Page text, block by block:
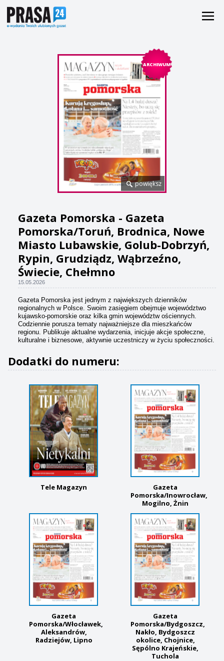
ARCHIWUM
powiększ
Gazeta Pomorska - Gazeta
Pomorska/Toruń, Brodnica, Nowe
Miasto Lubawskie, Golub-Dobrzyń,
Rypin, Grudziądz, Wąbrzeźno,
Świecie, Chełmno
15.05.2026
Gazeta Pomorska jest jednym z największych dzienników
regionalnych w Polsce. Swoim zasięgiem obejmuje województwo
kujawsko-pomorskie oraz kilka gmin województw ościennych.
Codziennie porusza tematy najważniejsze dla mieszkańców
regionu. Publikuje aktualne wydarzenia, inicjuje akcje społeczne,
kulturalne i biznesowe, aktywnie uczestniczy w życiu społeczności.
Dodatki do numeru:
Tele Magazyn
Gazeta
Pomorska/Inowrocław,
Mogilno, Żnin
Gazeta
Pomorska/Włocławek,
Aleksandrów,
Radziejów, Lipno
Gazeta
Pomorska/Bydgoszcz,
Nakło, Bydgoszcz
okolice, Chojnice,
Sępólno Krajeńskie,
Tuchola